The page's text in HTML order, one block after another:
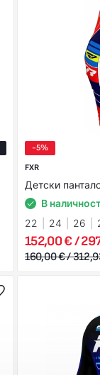
-5%
FXR
Детски
В
22
24 26
152,00 € /
160,00 € /